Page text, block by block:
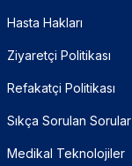
Hasta Hakları
Ziyaretçi Politikası
Refakatçi Politikası
Sıkça Sorulan Sorular
Medikal Teknolojiler